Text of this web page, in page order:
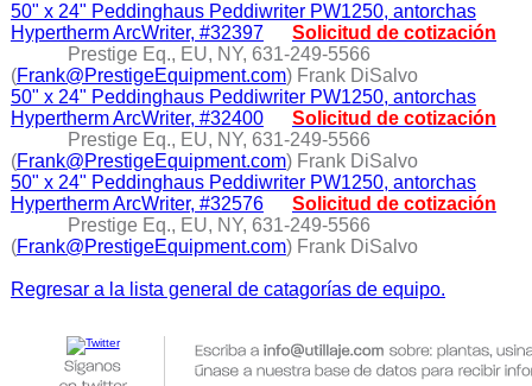
50" x 24" Peddinghaus Peddiwriter PW1250, antorchas
Hypertherm ArcWriter, #32397
Solicitud de cotización
Prestige Eq., EU, NY, 631-249-5566
(Frank@PrestigeEquipment.com) Frank DiSalvo
50" x 24" Peddinghaus Peddiwriter PW1250, antorchas
Hypertherm ArcWriter, #32400
Solicitud de cotización
Prestige Eq., EU, NY, 631-249-5566
(Frank@PrestigeEquipment.com) Frank DiSalvo
50" x 24" Peddinghaus Peddiwriter PW1250, antorchas
Hypertherm ArcWriter, #32576
Solicitud de cotización
Prestige Eq., EU, NY, 631-249-5566
(Frank@PrestigeEquipment.com) Frank DiSalvo
Regresar a la lista general de catagorías de equipo.